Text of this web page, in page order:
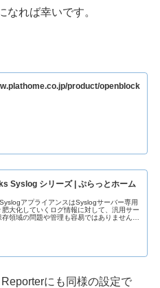
なれば幸いです。
product/openblock
Syslog シリーズ | ぷらっとホーム
アプライアンスはSyslogサーバー専用
肥大化していくログ情報に対して、汎用サー
領域の問題や管理も容易ではありません。
にも同様の設定で